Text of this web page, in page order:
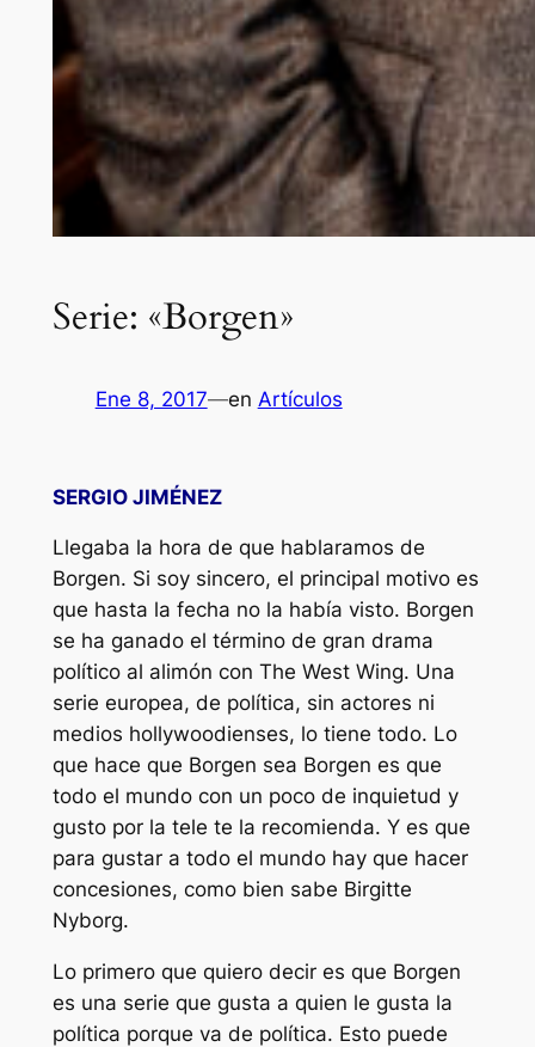
Serie: «Borgen»
Ene 8, 2017—en Artículos
SERGIO JIMÉNEZ
Llegaba la hora de que hablaramos de
Borgen. Si soy sincero, el principal motivo es
que hasta la fecha no la había visto. Borgen
se ha ganado el término de gran drama
político al alimón con The West Wing. Una
serie europea, de política, sin actores ni
medios hollywoodienses, lo tiene todo. Lo
que hace que Borgen sea Borgen es que
todo el mundo con un poco de inquietud y
gusto por la tele te la recomienda. Y es que
para gustar a todo el mundo hay que hacer
concesiones, como bien sabe Birgitte
Nyborg.
Lo primero que quiero decir es que Borgen
es una serie que gusta a quien le gusta la
política porque va de política. Esto puede